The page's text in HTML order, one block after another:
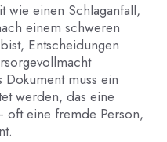
wie einen Schlaganfall,
einem schweren
Entscheidungen
muss ein
werden, das eine
oft eine fremde Person,